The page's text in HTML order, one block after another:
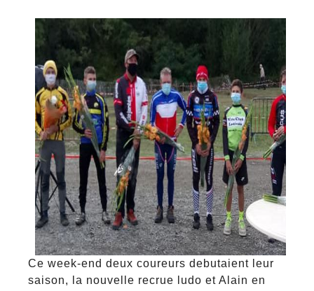
Ce week-end deux coureurs debutaient leur
saison, la nouvelle recrue ludo et Alain en